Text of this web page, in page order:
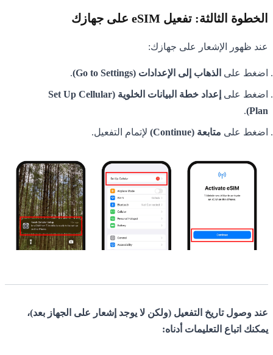
الخطوة الثالثة: تفعيل eSIM على جهازك
عند ظهور الإشعار على جهازك:
اضغط على الذهاب إلى الإعدادات (Go to Settings) .
اضغط على
إعداد خطة البيانات الخلوية (Set Up Cellular
Plan)
.
اضغط على متابعة (Continue) لإتمام التفعيل.
عند وصول تاريخ التفعيل (ولكن لا يوجد إشعار على الجهاز بعد)،
يمكنك اتباع التعليمات أدناه: